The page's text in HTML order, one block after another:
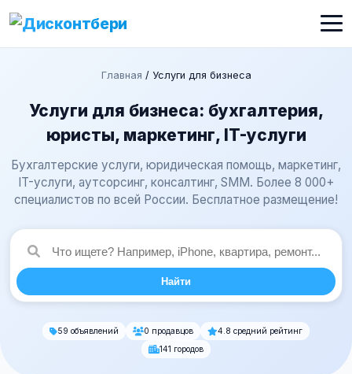
Главная / Услуги для бизнеса
Услуги для бизнеса: бухгалтерия,
юристы, маркетинг, IT-услуги
Бухгалтерские услуги, юридическая помощь, маркетинг,
IT-услуги, аутсорсинг, консалтинг, SMM. Более 8 000+
специалистов по всей России. Бесплатное размещение!
Найти
59 объявлений 0 продавцов
4.8 средний рейтинг
141 городов